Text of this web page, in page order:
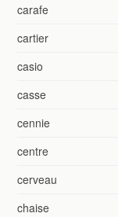
carafe
cartier
casio
casse
cennie
centre
cerveau
chaise